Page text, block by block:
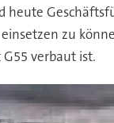
heute
zu
verbaut ist.